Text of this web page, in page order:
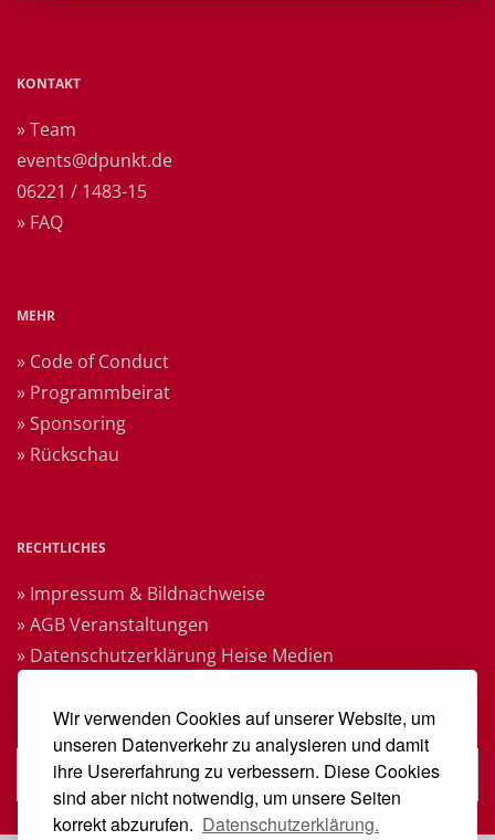
Wir verwenden Cookies auf unserer Website, um
unseren Datenverkehr zu analysieren und damit
ihre Usererfahrung zu verbessern. Diese Cookies
sind aber nicht notwendig, um unsere Seiten
korrekt abzurufen. Datenschutzerklärung.
KONTAKT
» Team
events@dpunkt.de
06221 / 1483-15
» FAQ
MEHR
» Code of Conduct
» Programmbeirat
» Sponsoring
» Rückschau
RECHTLICHES
» Impressum & Bildnachweise
» AGB Veranstaltungen
» Datenschutzerklärung Heise Medien
» Datenschutzerklärung Rheinwerk Verlag
» Cookie-Einstellungen ändern
» Vertrag widerrufen